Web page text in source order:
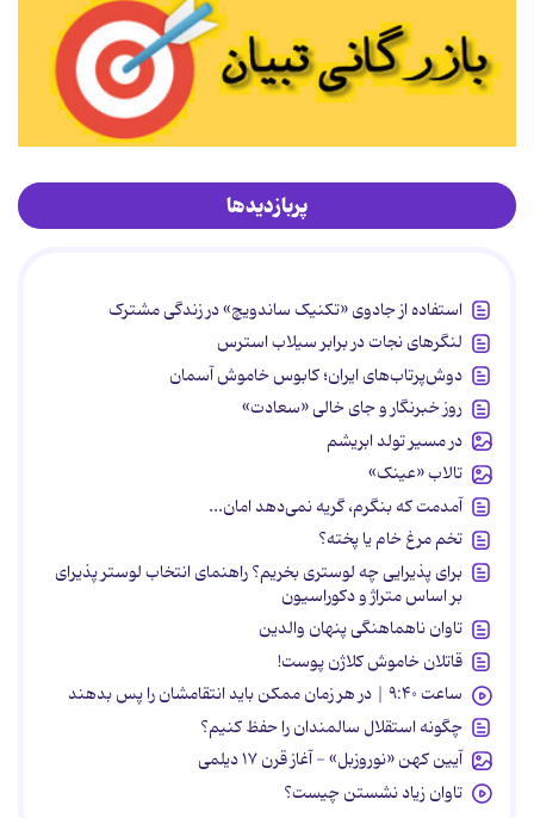
پربازدیدها
استفاده از جادوی «تکنیک ساندویچ» در زندگی مشترک
لنگرهای نجات در برابر سیلاب استرس
دوش‌پرتاب‌های ایران؛ کابوس خاموش آسمان
روز خبرنگار و جای خالی «سعادت»
در مسیر تولد ابریشم
تالاب «عینک»
آمدمت که بنگرم، گریه نمی‌دهد امان...
تخم مرغ خام یا پخته؟
برای پذیرایی چه لوستری بخریم؟ راهنمای انتخاب لوستر پذیرای
بر اساس متراژ و دکوراسیون
تاوان ناهماهنگی پنهان والدین
قاتلان خاموش کلاژن پوست!
ساعت ۹:۴۰ | در هر زمان ممکن باید انتقامشان را پس بدهند
چگونه استقلال سالمندان را حفظ کنیم؟
آیین کهن «نوروزبل» - آغاز قرن ۱۷ دیلمی
تاوان زیاد نشستن چیست؟